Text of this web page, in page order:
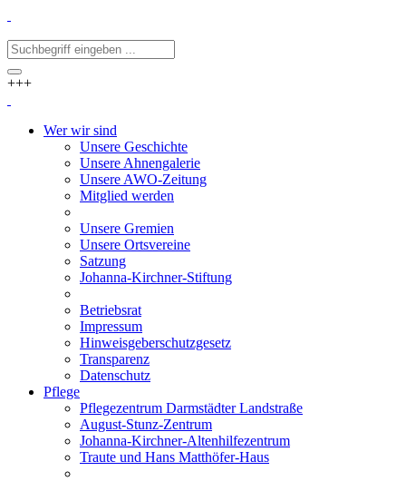
+++
Wer wir sind
Unsere Geschichte
Unsere Ahnengalerie
Unsere AWO-Zeitung
Mitglied werden
Unsere Gremien
Unsere Ortsvereine
Satzung
Johanna-Kirchner-Stiftung
Betriebsrat
Impressum
Hinweisgeberschutzgesetz
Transparenz
Datenschutz
Pflege
Pflegezentrum Darmstädter Landstraße
August-Stunz-Zentrum
Johanna-Kirchner-Altenhilfezentrum
Traute und Hans Matthöfer-Haus